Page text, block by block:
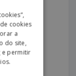
cookies
a
do site,
e permitir